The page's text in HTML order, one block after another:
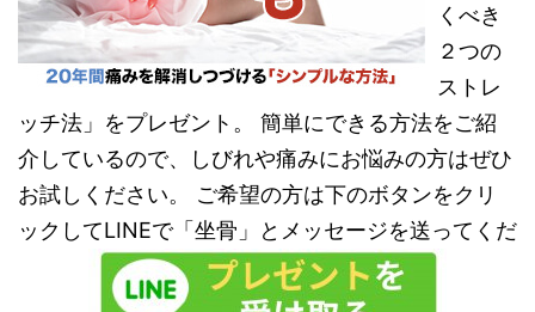
くべき
２つの
ストレ
ッチ法」をプレゼント。 簡単にできる方法をご紹
介しているので、しびれや痛みにお悩みの方はぜひ
お試しください。 ご希望の方は下のボタンをクリ
ックしてLINEで「坐骨」とメッセージを送ってくだ